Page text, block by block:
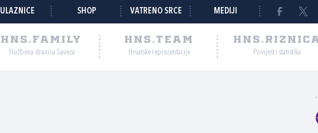
ULAZNICE SHOP VATRENO SRCE MEDIJI
HNS.FAMILY
Službena stranica Saveza
HNS.TEAM
Hrvatske reprezentacije Povijest i statistika